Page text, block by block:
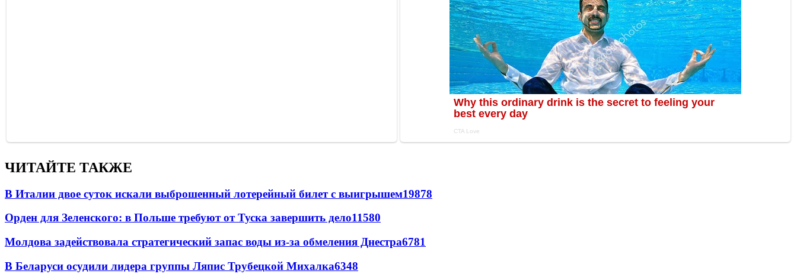
ЧИТАЙТЕ ТАКЖЕ
В Италии двое суток искали выброшенный лотерейный билет с выигрышем19878
Орден для Зеленского: в Польше требуют от Туска завершить дело11580
Молдова задействовала стратегический запас воды из-за обмеления Днестра6781
В Беларуси осудили лидера группы Ляпис Трубецкой Михалка6348